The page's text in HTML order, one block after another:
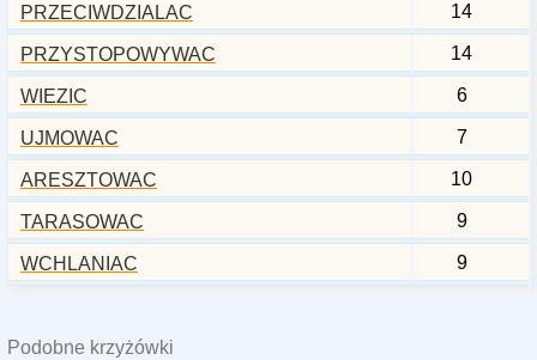
PRZECIWDZIALAC 14
PRZYSTOPOWYWAC 14
WIEZIC 6
UJMOWAC 7
ARESZTOWAC 10
TARASOWAC 9
WCHLANIAC 9
Podobne krzyżówki